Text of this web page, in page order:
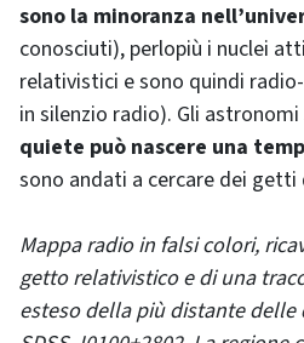
sono la minoranza
conosciuti), perlopiù i nuclei
relativistici e sono quindi
in silenzio radio). Gli
quiete può nascere una
sono andati a cercare dei getti
Mappa radio in falsi colori,
getto relativistico e di una
esteso della più distante delle